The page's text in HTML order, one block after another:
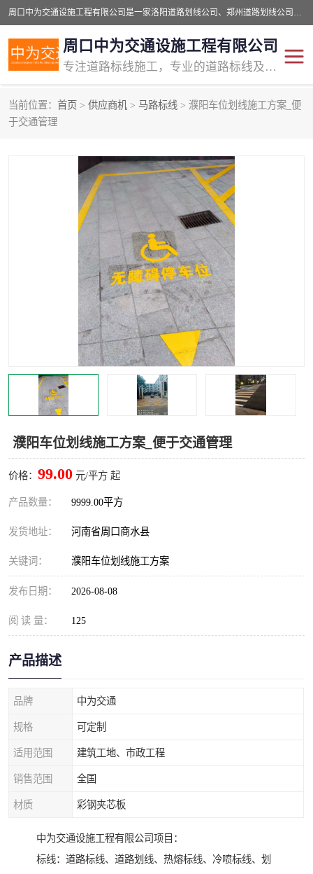
周口中为交通设施工程有限公司是一家洛阳道路划线公司、郑州道路划线公司、平顶山道路车位划线公司、开封车位划线公司、许昌道路车位划线公司、漯河道路车位划线公司，公司始终坚持“诚信、匠心、专注”的宗旨；我们的经营理念是：的服务。
周口中为交通设施工程有限公司
专注道路标线施工，专业的道路标线及交通设施施工服务商!
当前位置： 首页 > 供应商机 > 马路标线 > 濮阳车位划线施工方案_便
于交通管理
濮阳车位划线施工方案_便于交通管理
价格： 99.00 元/平方 起
产品数量： 9999.00平方
发货地址： 河南省周口商水县
关键词： 濮阳车位划线施工方案
发布日期： 2026-08-08
阅 读 量： 125
产品描述
品牌 中为交通
规格 可定制
适用范围 建筑工地、市政工程
销售范围 全国
材质 彩钢夹芯板
中为交通设施工程有限公司项目：
标线：道路标线、道路划线、热熔标线、冷喷标线、划
交通道路标线
道路标线划线 马路标线
道路划线